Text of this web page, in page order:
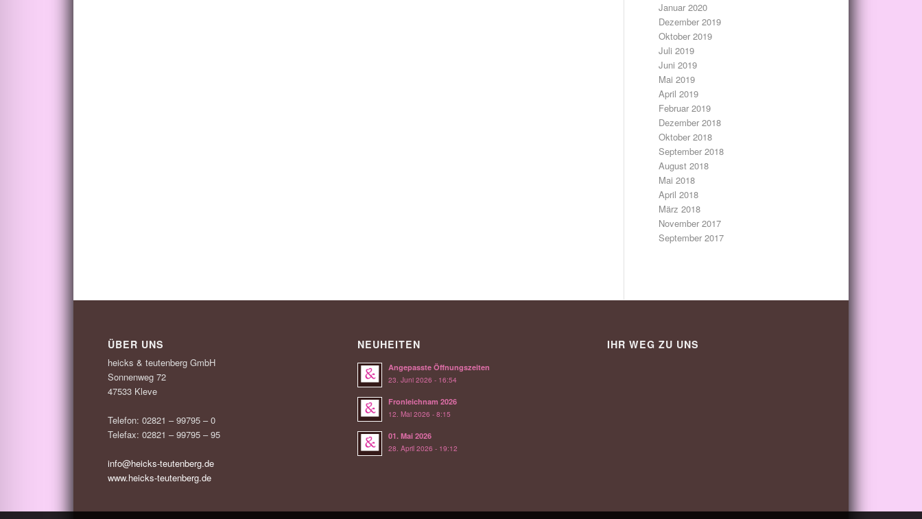
Januar 2020
Dezember 2019
Oktober 2019
Juli 2019
Juni 2019
Mai 2019
April 2019
Februar 2019
Dezember 2018
Oktober 2018
September 2018
August 2018
Mai 2018
April 2018
März 2018
November 2017
September 2017
ÜBER UNS
heicks & teutenberg GmbH
Sonnenweg 72
47533 Kleve
Telefon: 02821 – 99795 – 0
Telefax: 02821 – 99795 – 95
info@heicks-teutenberg.de
www.heicks-teutenberg.de
NEUHEITEN
Angepasste Öffnungszeiten
23. Juni 2026 - 16:54
Fronleichnam 2026
12. Mai 2026 - 8:15
01. Mai 2026
28. April 2026 - 19:12
IHR WEG ZU UNS